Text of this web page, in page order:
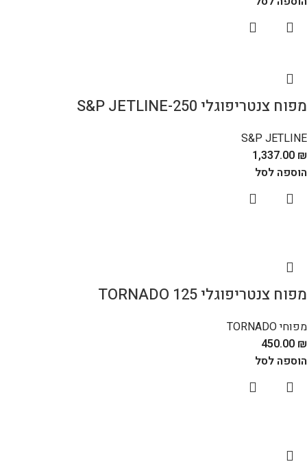
מפוח צנטריפוגלי S&P JETLINE-250
S&P JETLINE
1,337.00 ₪
הוספה לסל
מפוח צנטריפוגלי TORNADO 125
מפוחי TORNADO
450.00 ₪
הוספה לסל